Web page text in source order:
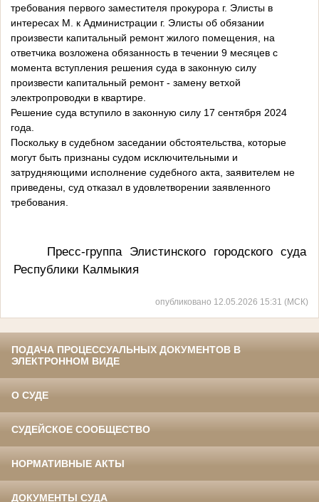
требования первого заместителя прокурора г. Элисты в
интересах М. к Администрации г. Элисты об обязании
произвести капитальный ремонт жилого помещения, на
ответчика возложена обязанность в течении 9 месяцев с
момента вступления решения суда в законную силу
произвести капитальный ремонт - замену ветхой
электропроводки в квартире.
Решение суда вступило в законную силу 17 сентября 2024
года.
Поскольку в судебном заседании обстоятельства, которые
могут быть признаны судом исключительными и
затрудняющими исполнение судебного акта, заявителем не
приведены, суд отказал в удовлетворении заявленного
требования.
Пресс-группа Элистинского городского суда
Республики Калмыкия
опубликовано 12.05.2026 15:31 (МСК)
ПОДАЧА ПРОЦЕССУАЛЬНЫХ ДОКУМЕНТОВ В
ЭЛЕКТРОННОМ ВИДЕ
О СУДЕ
СУДЕЙСКОЕ СООБЩЕСТВО
НОРМАТИВНЫЕ АКТЫ
ДОКУМЕНТЫ СУДА